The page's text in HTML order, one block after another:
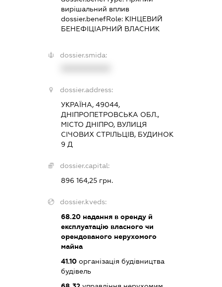
вирішальний вплив
dossier.benefRole: КІНЦЕВИЙ
БЕНЕФІЦІАРНИЙ ВЛАСНИК
dossier.smida:
dossier.address:
УКРАЇНА, 49044,
ДНІПРОПЕТРОВСЬКА ОБЛ.,
МІСТО ДНІПРО, ВУЛИЦЯ
СІЧОВИХ СТРІЛЬЦІВ, БУДИНОК
9 Д
dossier.capital:
896 164,25 грн.
dossier.kveds:
68.20 надання в оренду й
експлуатацію власного чи
орендованого нерухомого
майна
41.10 організація будівництва
будівель